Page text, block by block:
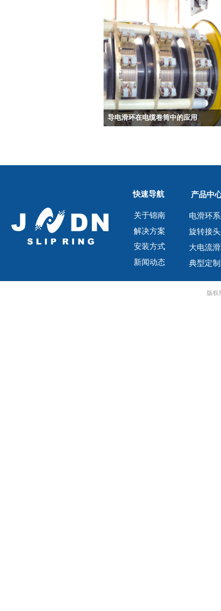
环传输千兆网络数据、高清视频、实时控
导电滑环在电缆卷筒中的应用
电滑环
旋转接
大电流
典型定
关于锦南
解决方案
安装方式
新闻动态
快速导航 产品中
版权